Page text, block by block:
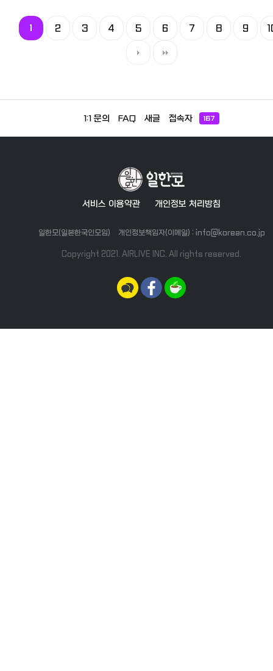
1 2 3 4 5 6 7 8 9
1:1 문의 FAQ 새글 접속자 167
서비스 이용약관 개인정보 처리방침
일한모(일본한국인모임) 개인정보책임자(이메일) : info@korean.co.jp
Copyright 2021. AIRLIVE INC. All rights reserved.